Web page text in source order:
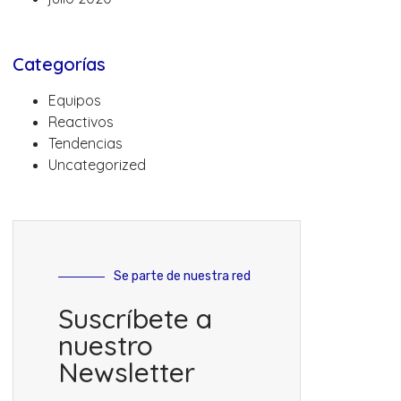
Categorías
Equipos
Reactivos
Tendencias
Uncategorized
Se parte de nuestra red
Suscríbete a
nuestro
Newsletter